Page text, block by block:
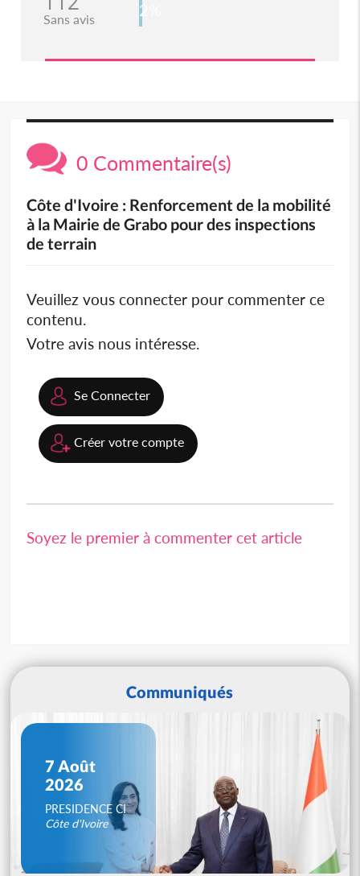
Sans avis 2%
0 Commentaire(s)
Côte d'Ivoire : Renforcement de la mobilité
à la Mairie de Grabo pour des inspections
de terrain
Veuillez vous connecter pour commenter ce
contenu.
Votre avis nous intéresse.
Se Connecter
Créer votre compte
Soyez le premier à commenter cet article
Communiqués
7 Août
2026
PRESIDENCE CI
Côte d'Ivoire